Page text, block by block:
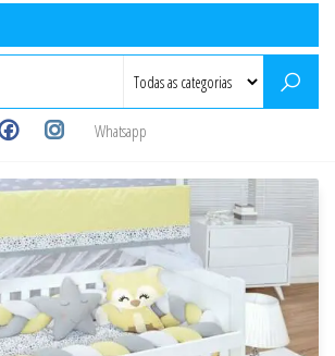
Whatsapp